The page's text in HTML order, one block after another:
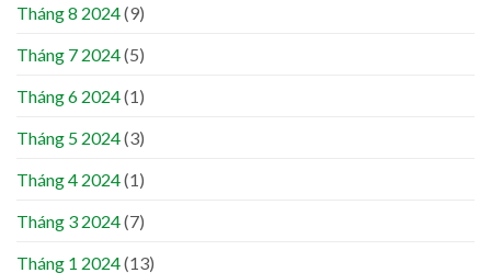
Tháng 8 2024(9)
Tháng 7 2024(5)
Tháng 6 2024(1)
Tháng 5 2024(3)
Tháng 4 2024(1)
Tháng 3 2024(7)
Tháng 1 2024(13)